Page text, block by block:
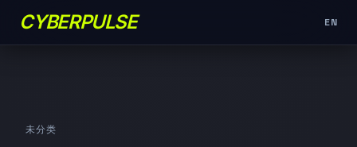
CYBERPULSE EN
未分类